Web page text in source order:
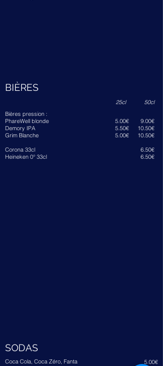
BIÈRES
25cl 50cl
Bières pression :
PhareWell blonde
Demory IPA
Grim Blanche
Corona 33cl
Heineken 0° 33cl
9.00€
10.50€
10.50€
6.50€
6.50€
5.00€
5.50€
5.00€
SODAS
Coca Cola, Coca Zéro, Fanta
5.00€